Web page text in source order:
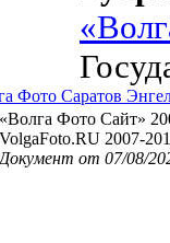
Фото Саратов
«Волга Фото Сайт»
VolgaFoto.RU 2007-
Документ от 07/08/